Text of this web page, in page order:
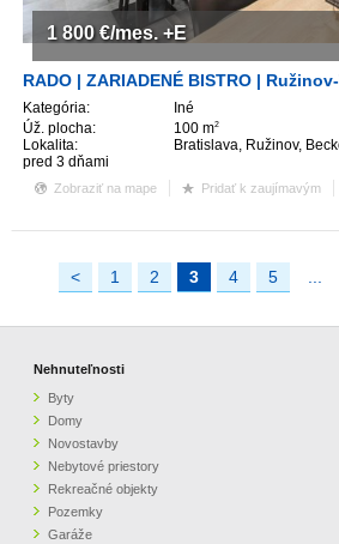
RADO | ZARIADENÉ BISTRO |
Kategória:
Iné
Úž. plocha:
100 m2
Lokalita:
Bratislava, Ružinov,
pred 3 dňami
1 800 €/mes. +E
Zobraziť na mape Pridať k zaujímavým
< 1 2 3 4 5
Nehnuteľnosti
Byty
Domy
Novostavby
Nebytové priestory
Rekreačné objekty
Pozemky
Garáže